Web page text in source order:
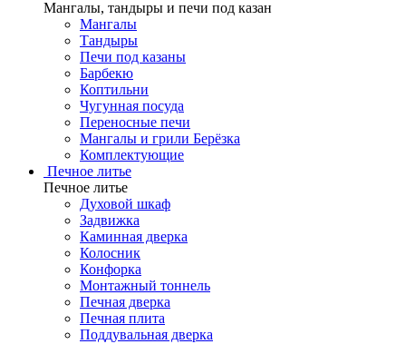
Мангалы, тандыры и печи под казан
Мангалы
Тандыры
Печи под казаны
Барбекю
Коптильни
Чугунная посуда
Переносные печи
Мангалы и грили Берёзка
Комплектующие
Печное литье
Печное литье
Духовой шкаф
Задвижка
Каминная дверка
Колосник
Конфорка
Монтажный тоннель
Печная дверка
Печная плита
Поддувальная дверка